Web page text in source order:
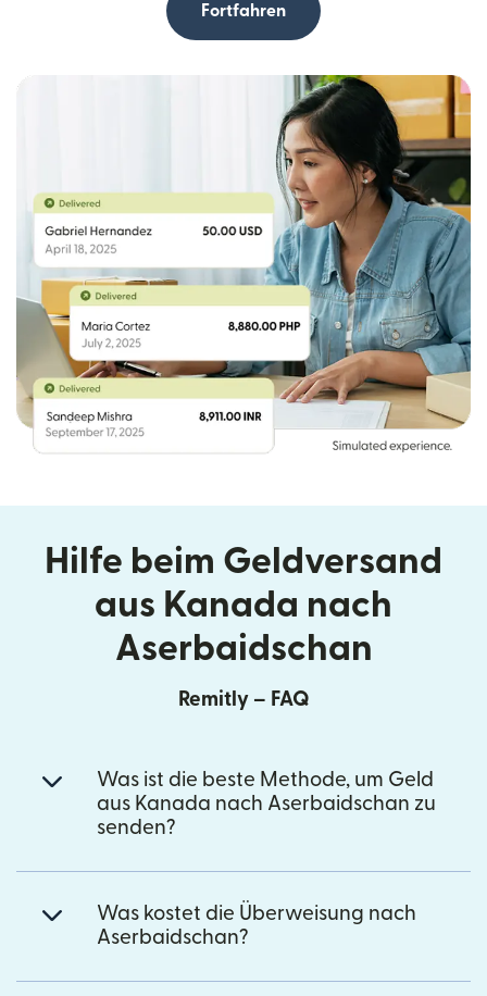
Fortfahren
Hilfe beim Geldversand
aus Kanada nach
Aserbaidschan
Remitly – FAQ
Was ist die beste Methode, um Geld
aus Kanada nach Aserbaidschan zu
senden?
Was kostet die Überweisung nach
Aserbaidschan?